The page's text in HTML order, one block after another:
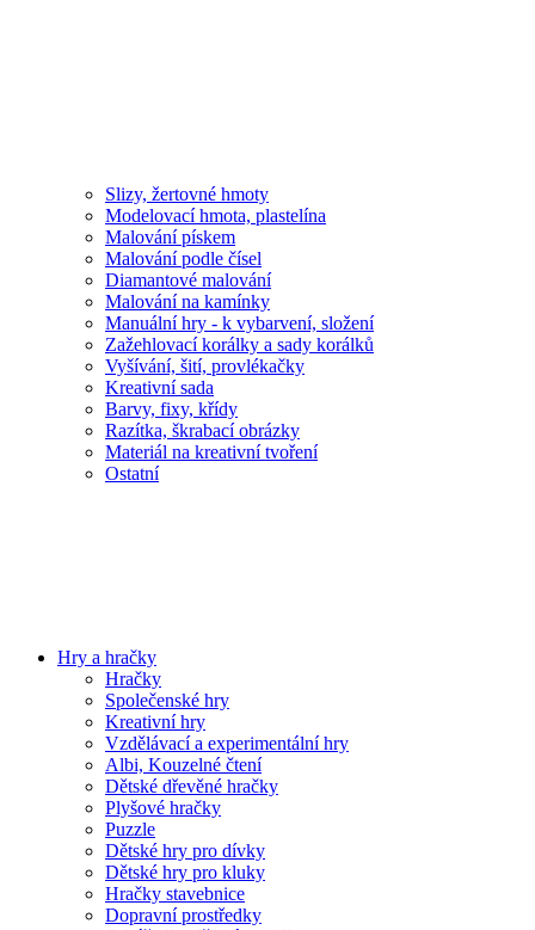
Slizy, žertovné hmoty
Modelovací hmota, plastelína
Malování pískem
Malování podle čísel
Diamantové malování
Malování na kamínky
Manuální hry - k vybarvení, složení
Zažehlovací korálky a sady korálků
Vyšívání, šití, provlékačky
Kreativní sada
Barvy, fixy, křídy
Razítka, škrabací obrázky
Materiál na kreativní tvoření
Ostatní
Hry a hračky
Hračky
Společenské hry
Kreativní hry
Vzdělávací a experimentální hry
Albi, Kouzelné čtení
Dětské dřevěné hračky
Plyšové hračky
Puzzle
Dětské hry pro dívky
Dětské hry pro kluky
Hračky stavebnice
Dopravní prostředky